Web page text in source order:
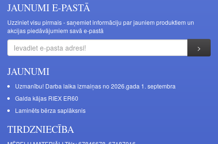
JAUNUMI E-PASTĀ
Uzziniet visu pirmais - saņemiet informāciju par jauniem produktiem un
akcijas piedāvājumiem savā e-pastā
JAUNUMI
Uzmanību! Darba laika izmaiņas no 2026.gada 1. septembra
Galda kājas RIEX ER60
Laminēts bērza saplāksnis
TIRDZNIECĪBA